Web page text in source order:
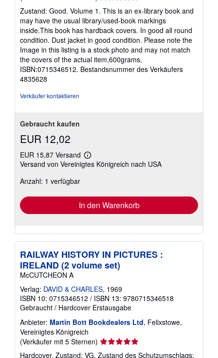
a
n
d
k
o
s
t
e
n
5
von
5
Sternen
Zustand: Good. Volume 1. This is an ex-library book and
may have the usual library/used-book markings
inside.This book has hardback covers. In good all round
condition. Dust jacket in good condition. Please note the
Image in this listing is a stock photo and may not match
the covers of the actual item,600grams,
ISBN:0715346512. Bestandsnummer des Verkäufers
4835628
Verkäufer kontaktieren
Gebraucht kaufen
EUR 12,02
EUR 15,87 Versand
Weitere
Informationen
Versand von Vereinigtes Königreich nach USA
Anzahl: 1 verfügbar
In den Warenkorb
RAILWAY HISTORY IN PICTURES :
IRELAND (2 volume set)
McCUTCHEON A
Verlag: DAVID & CHARLES, 1969
ISBN 10: 0715346512 / ISBN 13: 9780715346518
Gebraucht / Hardcover Erstausgabe
Anbieter: Martin Bott Bookdealers Ltd, Felixstowe,
Vereinigtes Königreich
(Verkäufer mit 5 Sternen) Verkäuferbewertung
5
Hardcover. Zustand: VG. Zustand des Schutzumschlags: